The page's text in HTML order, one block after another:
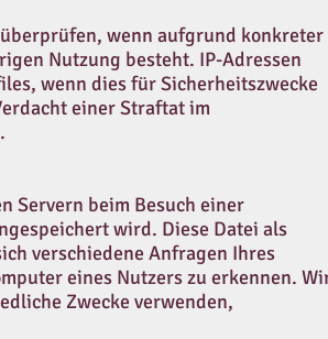
wenn aufgrund konkreter
Nutzung besteht. IP-Adressen
wenn dies für Sicherheitszwecke
einer Straftat im
Servern beim Besuch einer
wird. Diese Datei als
verschiedene Anfragen Ihres
eines Nutzers zu erkennen.
Zwecke verwenden,